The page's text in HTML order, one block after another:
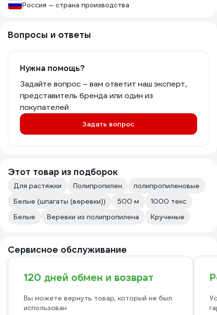
Россия — страна производства
Вопросы и ответы
Нужна помощь?
Задайте вопрос – вам ответит наш эксперт,
представитель бренда или один из
покупателей
Задать вопрос
Этот товар из подборок
Для растяжки Полипропилен
полипропиленовые
Белые (шпагаты (веревки))
500 м
1000 текс
Белые
Веревки из полипропилена Крученые
Сервисное обслуживание
120 дней обмен и возврат
Вы можете вернуть товар, который не был
использован